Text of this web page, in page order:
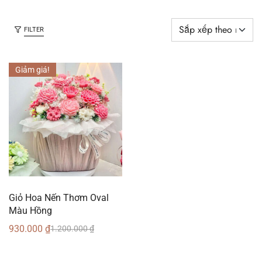
FILTER
Giảm giá!
Giỏ Hoa Nến Thơm Oval
Màu Hồng
1.200.000₫
930.000 ₫